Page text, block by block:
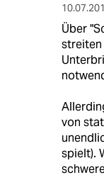
Über
streiten
von
spielt).